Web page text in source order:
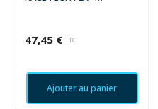
47,45 € TTC
Ajouter au panier